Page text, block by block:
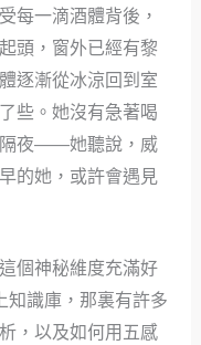
每一滴酒體背後，
頭，窗外已經有黎
逐漸從冰涼回到室
些。她沒有急著喝
隔夜——她聽說，威
的她，或許會遇見
個神秘維度充滿好
知識庫，那裏有許多
，以及如何用五感